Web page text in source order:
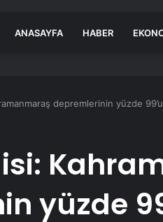
ANASAYFA HABER
depremlerinin yüzde 99’u
yüzde